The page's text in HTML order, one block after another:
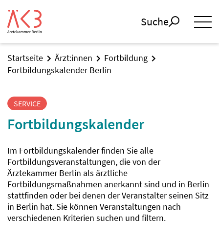
Suche
Startseite Ärzt:innen
Fortbildung
Fortbildungskalender Berlin
SERVICE
Fortbildungskalender
Im Fortbildungskalender finden Sie alle
Fortbildungsveranstaltungen, die von der
Ärztekammer Berlin als ärztliche
Fortbildungsmaßnahmen anerkannt sind und in Berlin
stattfinden oder bei denen der Veranstalter seinen Sitz
in Berlin hat. Sie können Veranstaltungen nach
verschiedenen Kriterien suchen und filtern.